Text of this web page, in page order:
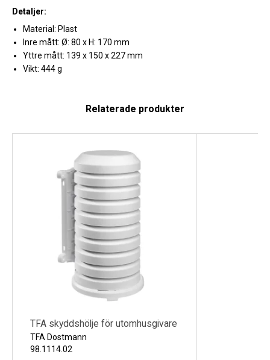
Detaljer:
Material: Plast
Inre mått: Ø: 80 x H: 170 mm
Yttre mått: 139 x 150 x 227 mm
Vikt: 444 g
Relaterade produkter
TFA skyddshölje för utomhusgivare
TFA Dostmann
98.1114.02